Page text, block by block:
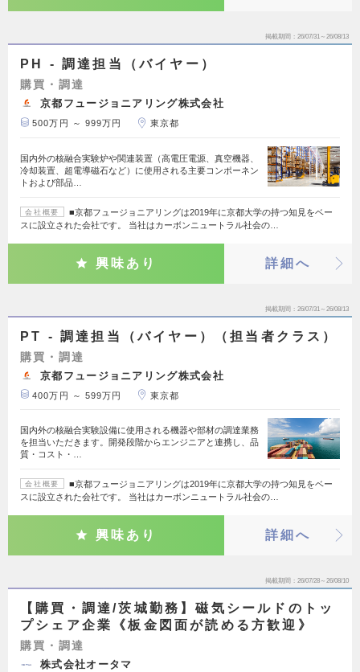
掲載期間 26/07/31～26/08/13
PH - 調達担当（バイヤー）
購買・調達
京都フュージョニアリング株式会社
500万円 ～ 999万円 東京都
国内外の核融合実験炉や関連装置（高電圧電源、真空機器、
冷却装置、超電導磁石など）に使用される主要コンポーネン
トおよび部品…
会社概要
■京都フュージョニアリングは2019年に京都大学の持つ知見をベー
スに設立された会社です。 当社はカーボンニュートラル社会の…
興味あり 詳細へ
掲載期間 26/07/31～26/08/13
PT - 調達担当（バイヤー）（担当者クラス）
購買・調達
京都フュージョニアリング株式会社
400万円 ～ 599万円 東京都
国内外の核融合実験設備に使用される機器や部材の調達業務
を担当いただきます。開発段階からエンジニアと連携し、品
質・コスト・…
会社概要
■京都フュージョニアリングは2019年に京都大学の持つ知見をベー
スに設立された会社です。 当社はカーボンニュートラル社会の…
興味あり 詳細へ
掲載期間 26/07/28～26/08/10
【購買・調達/茨城勤務】磁気シールドのトッ
プシェア企業《板金図面が読める方歓迎》
購買・調達
株式会社オータマ